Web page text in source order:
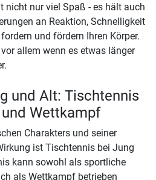
nicht nur viel Spaß - es hält auch
an Reaktion, Schnelligkeit
und fördern Ihren Körper.
allem wenn es etwas länger
und Alt: Tischtennis
Wettkampf
Charakters und seiner
ist Tischtennis bei Jung
kann sowohl als sportliche
als Wettkampf betrieben